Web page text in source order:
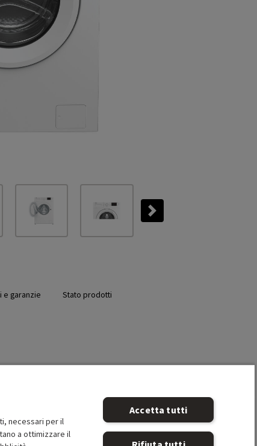
Next
e garanzie Stato prodotti
necessari per il
a ottimizzare il
Accetta tutti